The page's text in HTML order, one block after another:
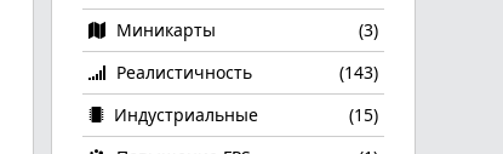
Миникарты
(3)
Реалистичность
(143)
Индустриальные
(15)